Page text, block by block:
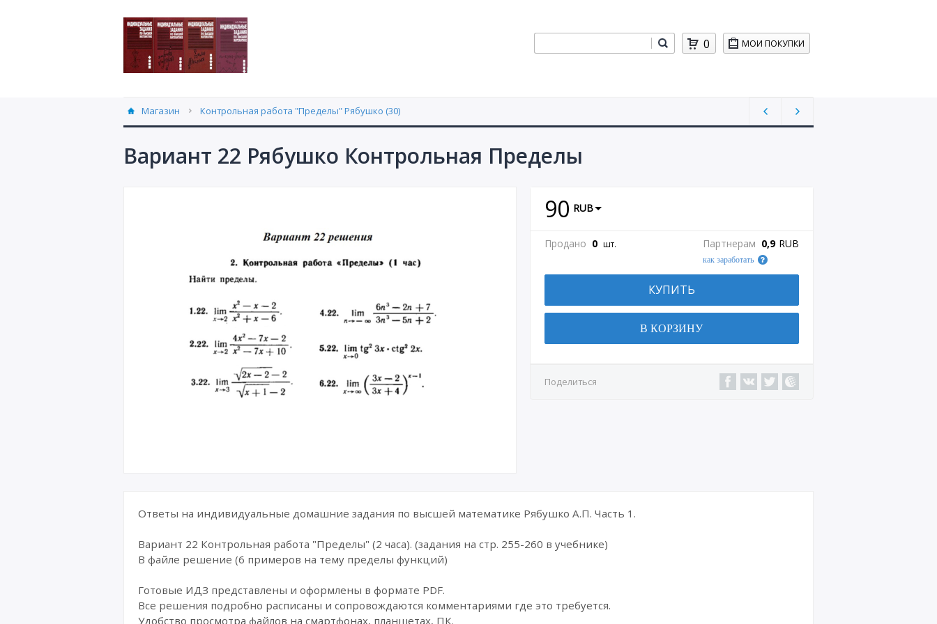
МОИ ПОКУПКИ
0
Магазин Контрольная работа "Пределы" Рябушко (30)
Вариант 22 Рябушко Контрольная Пределы
90 RUB
Продано 0 шт. Партнерам 0,9 RUB
как заработать
КУПИТЬ
В КОРЗИНУ
Поделиться
Ответы на индивидуальные домашние задания по высшей математике Рябушко А.П. Часть 1.
Вариант 22 Контрольная работа "Пределы" (2 часа). (задания на стр. 255-260 в учебнике)
В файле решение (6 примеров на тему пределы функций)
Готовые ИДЗ представлены и оформлены в формате PDF.
Все решения подробно расписаны и сопровождаются комментариями где это требуется.
Удобство просмотра файлов на смартфонах, планшетах, ПК.